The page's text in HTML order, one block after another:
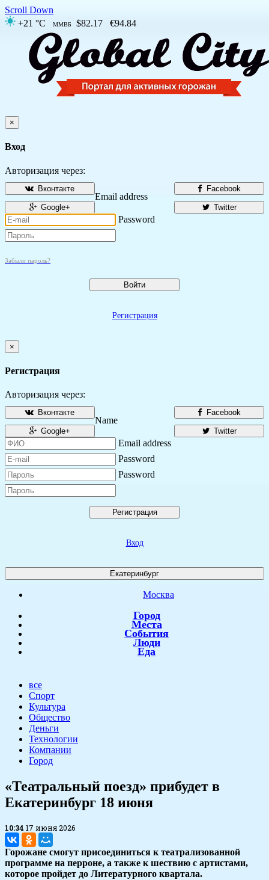
Scroll Down
+21 °C
ММВБ $82.17 €94.84
×
Вход
Авторизация через:
Facebook
Вконтакте
Twitter
Google+
Email address
Password
Забыли пароль?
Войти
Регистрация
×
Регистрация
Авторизация через:
Facebook
Вконтакте
Twitter
Google+
Name
Email address
Password
Password
Регистрация
Вход
Екатеринбург
Москва
Город
Места
События
Люди
Еда
все
Спорт
Культура
Общество
Деньги
Технологии
Компании
Город
​«Театральный поезд» прибудет в
Екатеринбург 18 июня
10:34 17 июня 2026
Горожане смогут присоединиться к театрализованной
программе на перроне, а также к шествию с артистами,
которое пройдет до Литературного квартала.